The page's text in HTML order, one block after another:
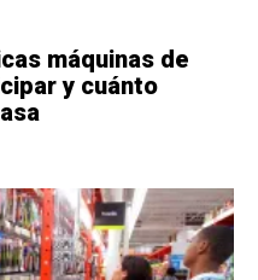
máquinas de
y cuánto